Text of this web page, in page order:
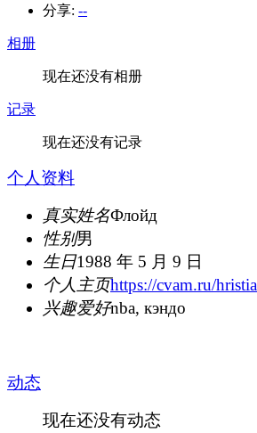
分享: --
相册
现在还没有相册
记录
现在还没有记录
个人资料
真实姓名Флойд
性别男
生日1988 年 5 月 9 日
个人主页https://cvam.ru/
兴趣爱好nba, кэндо
动态
现在还没有动态